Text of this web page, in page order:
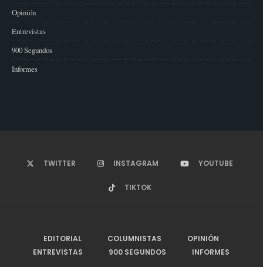
Opinión
Entrevistas
900 Segundos
Informes
TWITTER INSTAGRAM YOUTUBE
TIKTOK
EDITORIAL COLUMNISTAS
OPINIÓN
ENTREVISTAS
900 SEGUNDOS INFORMES